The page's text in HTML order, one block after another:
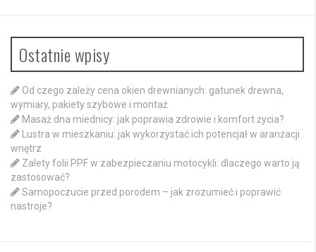
Ostatnie wpisy
Od czego zależy cena okien drewnianych: gatunek drewna,
wymiary, pakiety szybowe i montaż
Masaż dna miednicy: jak poprawia zdrowie i komfort życia?
Lustra w mieszkaniu: jak wykorzystać ich potencjał w aranżacji
wnętrz
Zalety folii PPF w zabezpieczaniu motocykli: dlaczego warto ją
zastosować?
Samopoczucie przed porodem – jak zrozumieć i poprawić
nastroje?